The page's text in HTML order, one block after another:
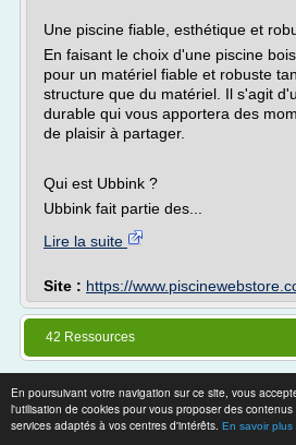
En poursuivant votre navigation sur ce site, vous
l'utilisation de cookies pour vous proposer des contenus
services adaptés à vos centres d'intérêts. En savoir plus
Une piscine fiable, esthétique et
En faisant le choix d'une piscine
pour un matériel fiable et robuste
structure que du matériel. Il s'agit
durable qui vous apportera des
de plaisir à partager.
Qui est Ubbink ?
Ubbink fait partie des...
Lire la suite
Site : https://
42 Ressources
Thèmes associés